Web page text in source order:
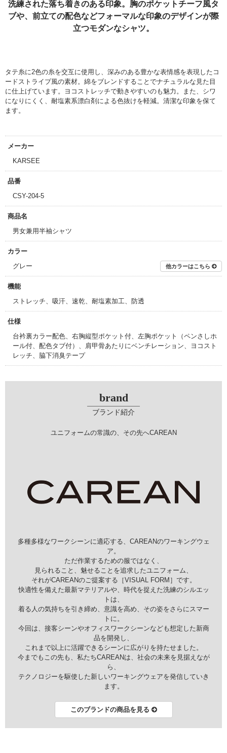
洗練された落ち着きのある印象。 胸のポケットチーフ風タ
ブや、前立ての配色などフォーマルな印象のデザインが際
立つモダンなシャツ。
タテ糸に2色の糸を交互に使用し、深みのある豊かな表情感を表現したコ
ードストライプ風の素材。 綿をブレンドすることでナチュラルな見た目
に仕上げています。
ヨコストレッチで動きやすいのも魅力。
また、シワ
になりにくく、耐塩素系漂白剤による色抜けを軽減。 清潔な印象を保て
ます。
メーカー
KARSEE
品番
CSY-204-5
商品名
男女兼用半袖シャツ
カラー
グレー
他カラーはこちら
機能
ストレッチ、吸汗、速乾、耐塩素加工、防透
仕様
台衿裏カラー配色、右胸縦型ポケット付、左胸ポケット（ペンさしホ
ール付、配色タブ付）、肩甲骨あたりにベンチレーション、ヨコスト
レッチ、脇下消臭テープ
brand
ブランド紹介
ユニフォームの常識の、その先へCAREAN
多種多様なワークシーンに適応する、CAREANのワーキングウェ
ア。
ただ作業するための服ではなく、
見られること、魅せることを追求したユニフォーム、
それがCAREANのご提案する［VISUAL FORM］です。
快適性を備えた最新マテリアルや、時代を捉えた洗練のシルエッ
トは、
着る人の気持ちを引き締め、意識を高め、その姿をさらにスマー
トに。
今回は、接客シーンやオフィスワークシーンなども想定した新商
品を開発し、
これまで以上に活躍できるシーンに広がりを持たせました。
今までもこの先も、私たちCAREANは、社会の未来を見据えなが
ら、
テクノロジーを駆使した新しいワーキングウェアを発信していき
ます。
このブランドの商品を見る